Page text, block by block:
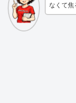
なくて焦